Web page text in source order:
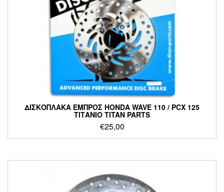
ΔΙΣΚΟΠΛΑΚΑ ΕΜΠΡΟΣ HONDA WAVE 110 / PCX 125
ΤΙΤΑΝΙΟ TITAN PARTS
€25,00